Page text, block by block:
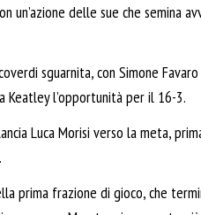
un’azione delle sue che semina
sguarnita, con Simone
Keatley l’opportunità per il 16-3.
Luca Morisi verso la meta,
prima frazione di gioco, che